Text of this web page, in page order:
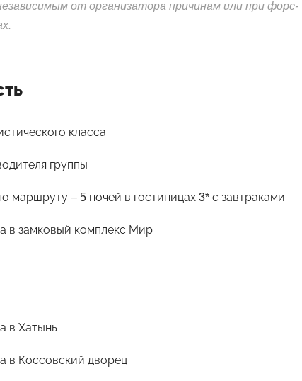
от организатора причинам или при форс-
класса
группы
маршруту – 5 ночей в гостиницах 3* с завтраками
в замковый комплекс Мир
в Хатынь
в Коссовский дворец